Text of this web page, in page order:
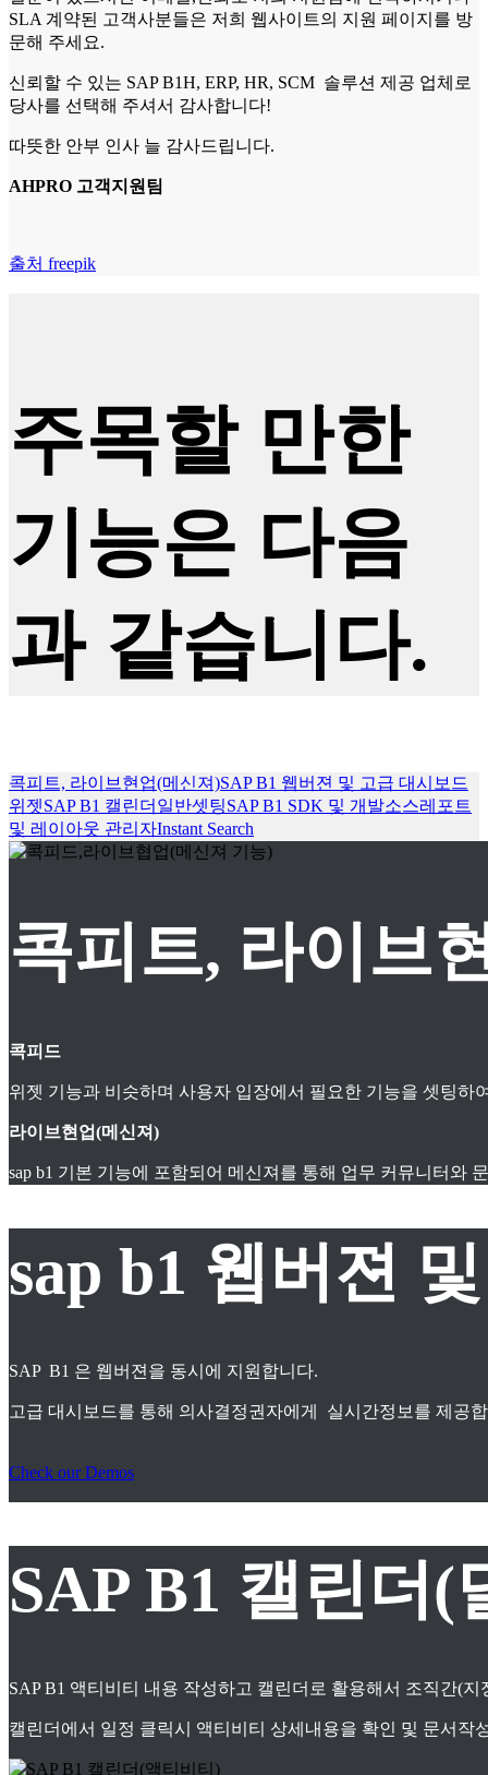
SLA 계약된 고객사분들은 저희 웹사이트의 지원 페이지를 방
문해 주세요.
신뢰할 수 있는 SAP B1H, ERP, HR, SCM 솔루션 제공 업체로
당사를 선택해 주셔서 감사합니다!
따뜻한 안부 인사 늘 감사드립니다.
AHPRO 고객지원팀
출처 freepik
주목할 만한
기능은 다음
과 같습니다.
콕피트, 라이브현업(메신져)SAP B1 웹버젼 및 고급 대시보드
위젯SAP B1 캘린더 일반셋팅SAP B1 SDK 및 개발소스레포트
및 레이아웃 관리자Instant Search
콕피트, 라이브
콕피드
위젯 기능과 비슷하며 사용자 입장에서 필요한 기능을 셋팅
라이브현업(메신져)
sap b1 기본 기능에 포함되어 메신져를 통해 업무 커뮤니터와
sap b1 웹버젼
SAP B1 은 웹버젼을 동시에 지원합니다.
고급 대시보드를 통해 의사결정권자에게 실시간정보를 제공
Check our Demos
SAP B1 캘린더(
SAP B1 액티비티 내용 작성하고 캘린더로 활용해서 조직간(
캘린더에서 일정 클릭시 액티비티 상세내용을 확인 및 문서